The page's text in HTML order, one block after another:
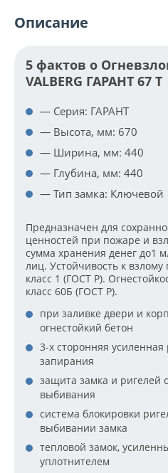
Описание
5 фактов о
VALBERG ГАРАНТ 67 T
— Серия: ГАРАНТ
— Высота, мм: 670
— Ширина, мм: 440
— Глубина, мм: 440
— Тип замка: Ключевой
Предназначен для
ценностей при пожаре и
сумма хранения денег до1
лиц. Устойчивость к
класс 1 (ГОСТ Р).
класс 60Б (ГОСТ Р).
при заливке двери и
огнестойкий бетон
3-х сторонняя усиленная
запирания
защита замка и ригелей
выбивания
система блокировки
выбивании замка
тепловой замок,
уплотнителем